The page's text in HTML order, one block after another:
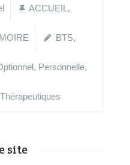
ACCUEIL ,
BTS,
, Personnelle,
Thérapeutiques
site